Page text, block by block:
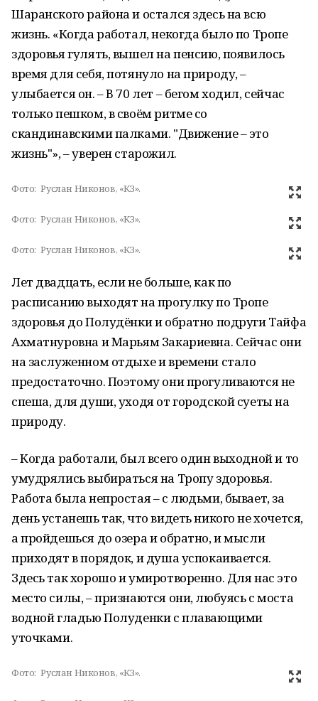
Шаранского района и остался здесь на всю
жизнь. «Когда работал, некогда было по Тропе
здоровья гулять, вышел на пенсию, появилось
время для себя, потянуло на природу, –
улыбается он. – В 70 лет – бегом ходил, сейчас
только пешком, в своём ритме со
скандинавскими палками. "Движение – это
жизнь"», – уверен старожил.
Фото: Руслан Никонов, «КЗ».
Фото: Руслан Никонов, «КЗ».
Фото: Руслан Никонов, «КЗ».
Лет двадцать, если не больше, как по
расписанию выходят на прогулку по Тропе
здоровья до Полудёнки и обратно подруги Тайфа
Ахматнуровна и Марьям Закариевна. Сейчас они
на заслуженном отдыхе и времени стало
предостаточно. Поэтому они прогуливаются не
спеша, для души, уходя от городской суеты на
природу.
– Когда работали, был всего один выходной и то
умудрялись выбираться на Тропу здоровья.
Работа была непростая – с людьми, бывает, за
день устанешь так, что видеть никого не хочется,
а пройдешься до озера и обратно, и мысли
приходят в порядок, и душа успокаивается.
Здесь так хорошо и умиротворенно. Для нас это
место силы, – признаются они, любуясь с моста
водной гладью Полуденки с плавающими
уточками.
Фото: Руслан Никонов, «КЗ».